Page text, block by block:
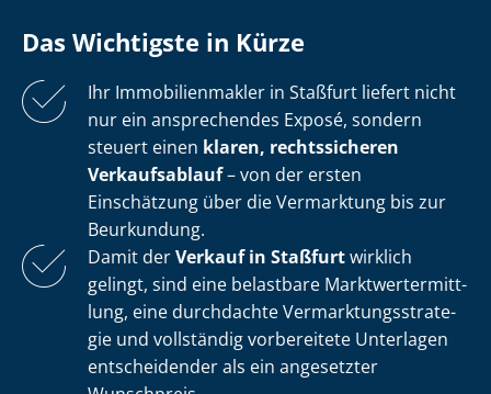
Das Wichtigste in Kürze
Ihr Im­mo­bi­li­en­mak­ler in Staßfurt liefert nicht
nur ein ansprechendes Exposé, sondern
steuert einen klaren, rechtssicheren
Verkaufsablauf– von der ersten
Einschätzung über die Vermarktung bis zur
Beurkundung.
Damit derVerkauf in Staßfurtwirklich
gelingt, sind eine belastbare Markt­wert­ermitt­
lung, eine durchdachte Ver­mark­tungs­stra­te­
gie und vollständig vorbereitete Unterlagen
entscheidender als ein angesetzter